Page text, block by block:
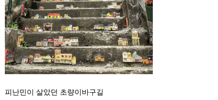
피난민이 살았던 초량이바구길